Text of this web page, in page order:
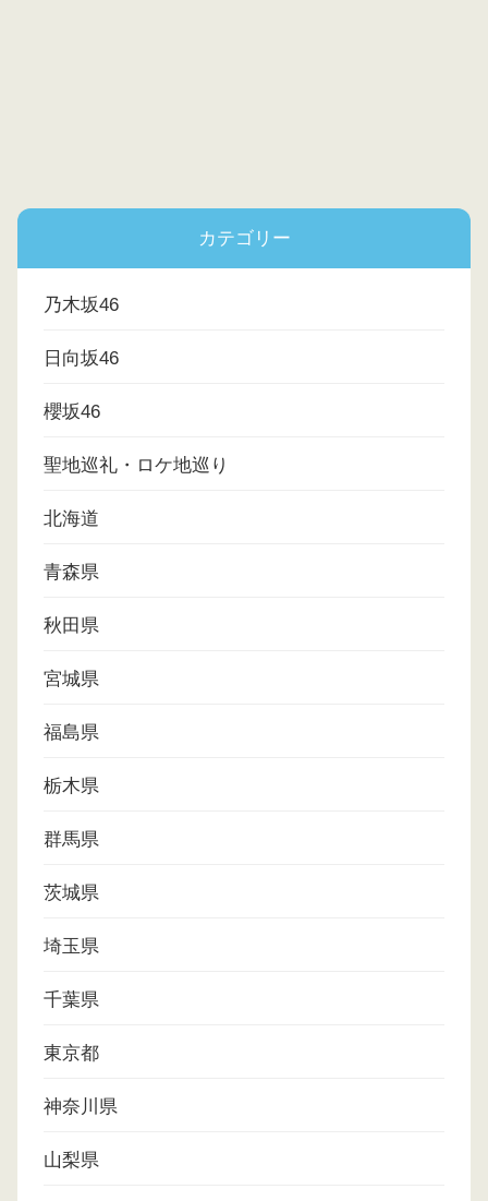
カテゴリー
乃木坂46
日向坂46
櫻坂46
聖地巡礼・ロケ地巡り
北海道
青森県
秋田県
宮城県
福島県
栃木県
群馬県
茨城県
埼玉県
千葉県
東京都
神奈川県
山梨県